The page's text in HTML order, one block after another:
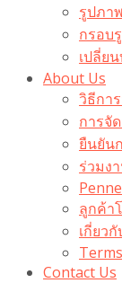
รูปภา
กรอบ
เปลี่ย
About Us
วิธีกา
การจั
ยืนยัน
ร่วมง
ลูกค้า
เกี่ยวกั
Contact Us